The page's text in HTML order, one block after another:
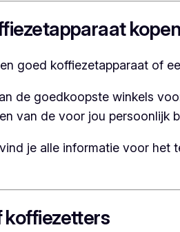
kopen
goed koffiezetapparaat of
de goedkoopste winkels
van de voor jou persoonlijk
je alle informatie voor
koffiezetters